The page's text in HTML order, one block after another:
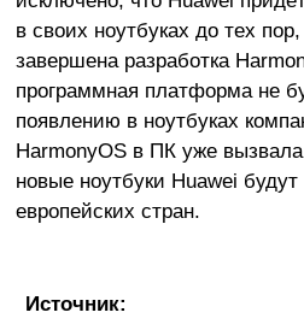
в своих ноутбуках до тех
завершена разработка
программная платформа не
появлению в ноутбуках
HarmonyOS в ПК уже
новые ноутбуки Huawei
европейских стран.
Источник: